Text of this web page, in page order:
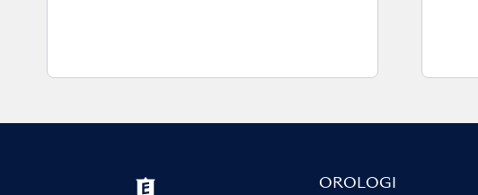
OROLOGI